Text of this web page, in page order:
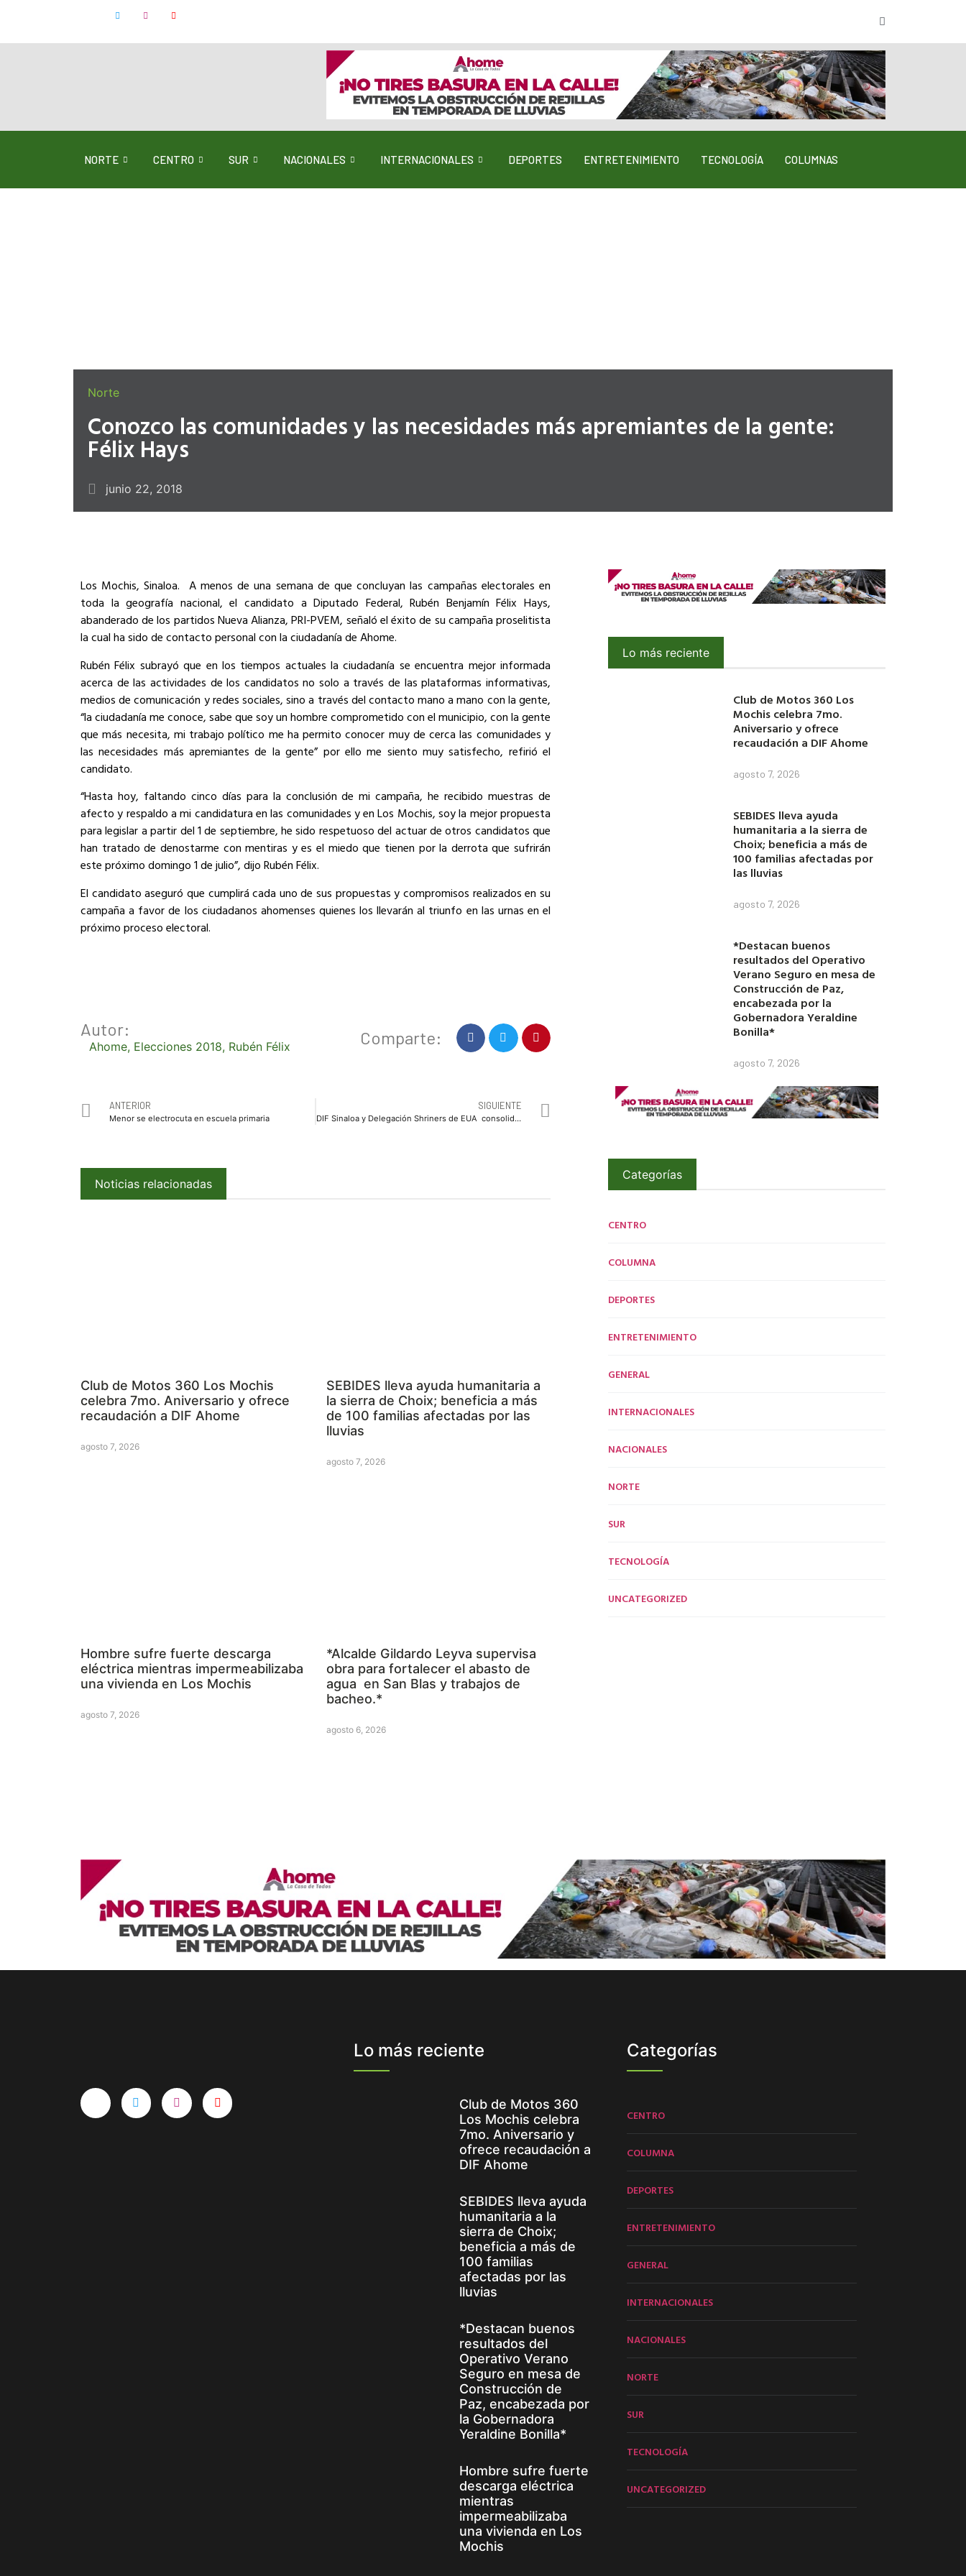
NORTE CENTRO SUR NACIONALES INTERNACIONALES DEPORTES ENTRETENIMIENTO TECNOLOGÍA COLUMNAS
Norte
Conozco las comunidades y las necesidades más apremiantes de la gente:
Félix Hays
junio 22, 2018
Los Mochis, Sinaloa. A menos de una semana de que concluyan las campañas electorales en
toda la geografía nacional, el candidato a Diputado Federal, Rubén Benjamín Félix Hays,
abanderado de los partidos Nueva Alianza, PRI-PVEM, señaló el éxito de su campaña proselitista
la cual ha sido de contacto personal con la ciudadanía de Ahome.
Rubén Félix subrayó que en los tiempos actuales la ciudadanía se encuentra mejor informada
acerca de las actividades de los candidatos no solo a través de las plataformas informativas,
medios de comunicación y redes sociales, sino a través del contacto mano a mano con la gente,
“la ciudadanía me conoce, sabe que soy un hombre comprometido con el municipio, con la gente
que más necesita, mi trabajo político me ha permito conocer muy de cerca las comunidades y
las necesidades más apremiantes de la gente” por ello me siento muy satisfecho, refirió el
candidato.
“Hasta hoy, faltando cinco días para la conclusión de mi campaña, he recibido muestras de
afecto y respaldo a mi candidatura en las comunidades y en Los Mochis, soy la mejor propuesta
para legislar a partir del 1 de septiembre, he sido respetuoso del actuar de otros candidatos que
han tratado de denostarme con mentiras y es el miedo que tienen por la derrota que sufrirán
este próximo domingo 1 de julio”, dijo Rubén Félix.
El candidato aseguró que cumplirá cada uno de sus propuestas y compromisos realizados en su
campaña a favor de los ciudadanos ahomenses quienes los llevarán al triunfo en las urnas en el
próximo proceso electoral.
Autor:
Ahome, Elecciones 2018, Rubén Félix Comparte:
ANTERIOR
Menor se electrocuta en escuela primaria
SIGUIENTE
DIF Sinaloa y Delegación Shriners de EUA consolidan alianza
Noticias relacionadas
Club de Motos 360 Los Mochis
celebra 7mo. Aniversario y ofrece
recaudación a DIF Ahome
agosto 7, 2026
SEBIDES lleva ayuda humanitaria a
la sierra de Choix; beneficia a más
de 100 familias afectadas por las
lluvias
agosto 7, 2026
Hombre sufre fuerte descarga
eléctrica mientras impermeabilizaba
una vivienda en Los Mochis
agosto 7, 2026
*Alcalde Gildardo Leyva supervisa
obra para fortalecer el abasto de
agua en San Blas y trabajos de
bacheo.*
agosto 6, 2026
Lo más reciente
Club de Motos 360 Los
Mochis celebra 7mo.
Aniversario y ofrece
recaudación a DIF Ahome
agosto 7, 2026
SEBIDES lleva ayuda
humanitaria a la sierra de
Choix; beneficia a más de
100 familias afectadas por
las lluvias
agosto 7, 2026
*Destacan buenos
resultados del Operativo
Verano Seguro en mesa de
Construcción de Paz,
encabezada por la
Gobernadora Yeraldine
Bonilla*
agosto 7, 2026
Categorías
CENTRO
COLUMNA
DEPORTES
ENTRETENIMIENTO
GENERAL
INTERNACIONALES
NACIONALES
NORTE
SUR
TECNOLOGÍA
UNCATEGORIZED
Lo más reciente
Club de Motos 360
Los Mochis celebra
7mo. Aniversario y
ofrece recaudación a
DIF Ahome
SEBIDES lleva ayuda
humanitaria a la
sierra de Choix;
beneficia a más de
100 familias
afectadas por las
lluvias
*Destacan buenos
resultados del
Operativo Verano
Seguro en mesa de
Construcción de
Paz, encabezada por
la Gobernadora
Yeraldine Bonilla*
Hombre sufre fuerte
descarga eléctrica
mientras
impermeabilizaba
una vivienda en Los
Mochis
Categorías
CENTRO
COLUMNA
DEPORTES
ENTRETENIMIENTO
GENERAL
INTERNACIONALES
NACIONALES
NORTE
SUR
TECNOLOGÍA
UNCATEGORIZED